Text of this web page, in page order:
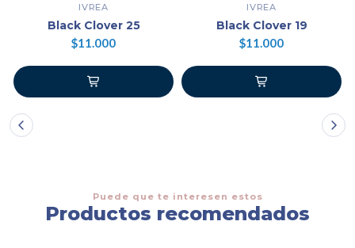
IVREA
Black Clover 25
$11.000
IVREA
Black Clover 19
$11.000
Puede que te interesen estos
Productos recomendados